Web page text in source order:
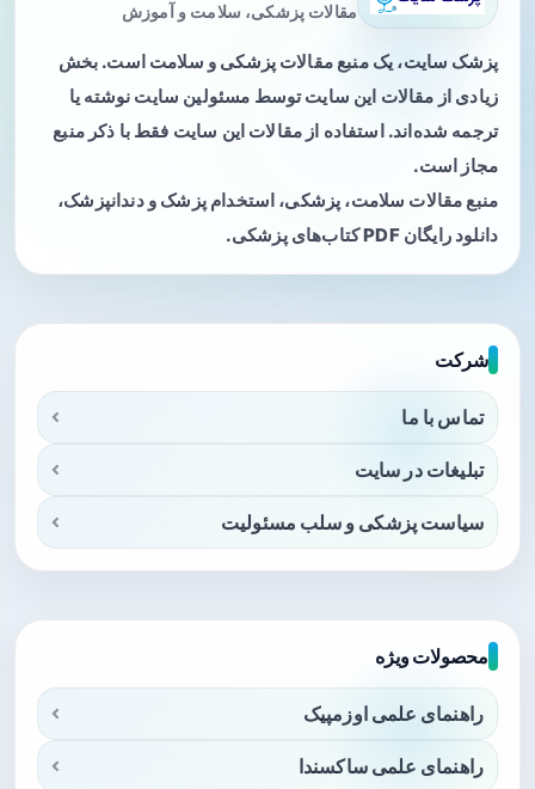
مقالات پزشکی، سلامت و آموزش
پزشک سایت، یک منبع مقالات پزشکی و سلامت است. بخش
زیادی از مقالات این سایت توسط مسئولین سایت نوشته یا
ترجمه شده‌اند. استفاده از مقالات این سایت فقط با ذکر منبع
مجاز است.
منبع مقالات سلامت، پزشکی، استخدام پزشک و دندانپزشک،
دانلود رایگان PDF کتاب‌های پزشکی.
شرکت
تماس با ما
تبلیغات در سایت
سیاست پزشکی و سلب مسئولیت
محصولات ویژه
راهنمای علمی اوزمپیک
راهنمای علمی ساکسندا